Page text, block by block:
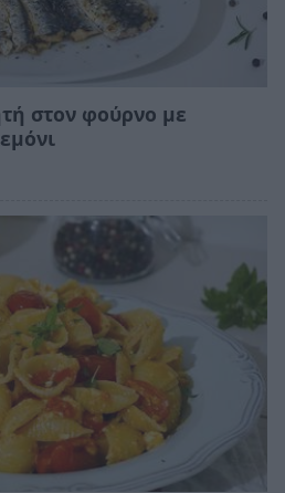
στον φούρνο με